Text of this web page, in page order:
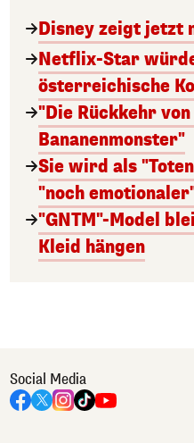
Disney zeigt jetzt
Netflix-Star
österreichische
"Die Rückkehr
Bananenmonster"
Sie wird als
"noch
"GNTM"-Model
Kleid hängen
Social Media